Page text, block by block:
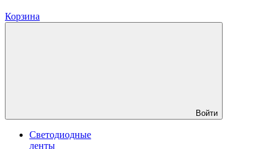
Корзина
Войти
Светодиодные
ленты